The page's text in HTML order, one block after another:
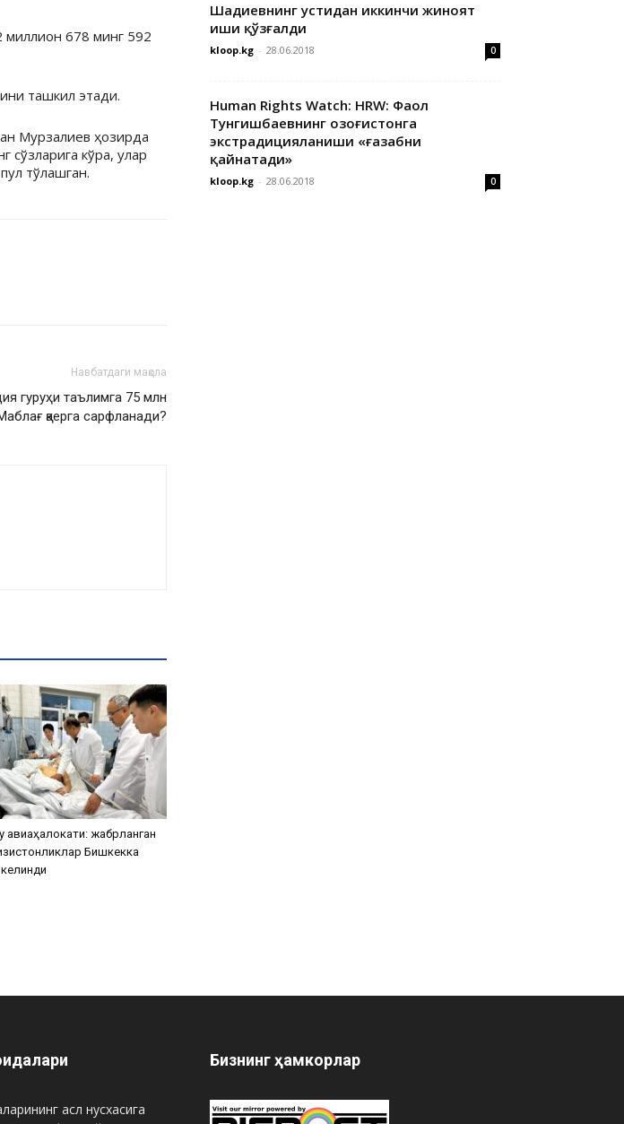
678 минг 592
ташкил этади.
Мурзалиев ҳозирда
кўра, улар
тўлашган.
Навбатдаги мақола
гуруҳи таълимга 75 млн
қаерга сарфланади?
авиаҳалокати: жабрланган
Бишкекка
Шадиевнинг устидан иккинчи жиноят
иши қўзғалди
kloop.kg - 28.06.2018 0
Human Rights Watch: HRW: Фаол
Тунгишбаевнинг Қозоғистонга
экстрадицияланиши «ғазабни
қайнатади»
kloop.kg - 28.06.2018 0
асл нусхасига
Бизнинг ҳамкорлар